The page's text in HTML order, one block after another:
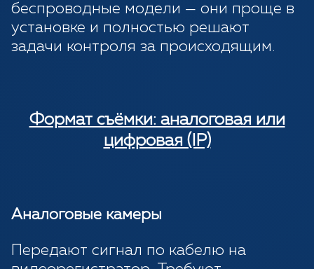
беспроводные модели — они проще в
установке и полностью решают
задачи контроля за происходящим.
Формат съёмки: аналоговая или
цифровая (IP)
Аналоговые камеры
Передают сигнал по кабелю на